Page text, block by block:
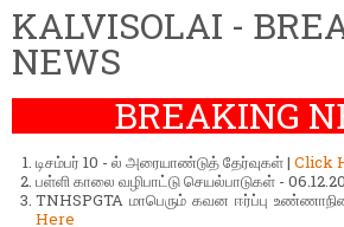
KALVISOLAI -
NEWS
BREAKING
டிசம்பர் 10 - ல் அரையாண்டுத் தேர்வுகள் | Click
பள்ளி காலை வழிபாட்டு செயல்பாடுகள் -
TNHSPGTA மாபெரும் கவன ஈர்ப்பு
Here